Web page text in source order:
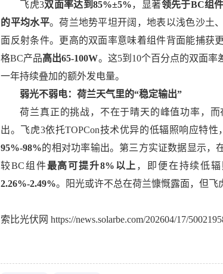
飞虎3双面率达到85%±5%，显著领先于BC组
的平均水平。荷兰地势平坦开阔，地表以浅色沙土
面反射条件。更高的双面率意味着组件背面能捕获
格BC产品高出65-100W。这5到10个百分点的双面率
一年持续叠加的额外发电量。
弱光不弱电：荷兰天气里的“稳定输出”
荷兰真正的挑战，不在于晴天的峰值功率，
出。飞虎3依托TOPCon技术优异的低辐照响应特性
95%-98%的相对功率输出。第三方实证数据显示，
较BC组件最高可提升8%以上 ，即便在持续低
2.26%-2.49%。阳光或许不总在荷兰慷慨露面，但飞
索比光伏网 https://news.solarbe.com/202604/17/